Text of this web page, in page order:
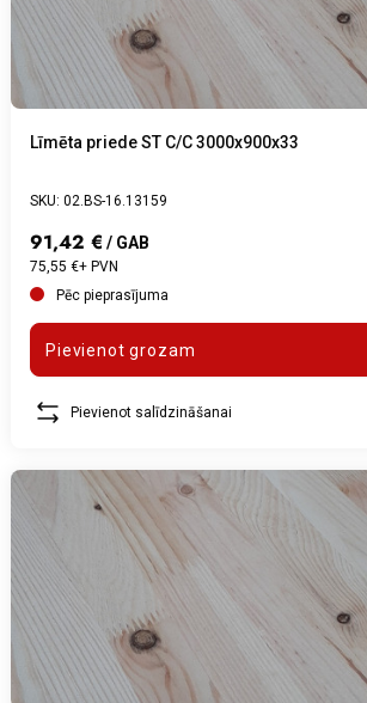
Līmēta priede ST C/C 3000x900x33
SKU: 02.BS-16.13159
91,42 € / GAB
75,55 €+ PVN
Pēc pieprasījuma
Pievienot grozam
Pievienot salīdzināšanai